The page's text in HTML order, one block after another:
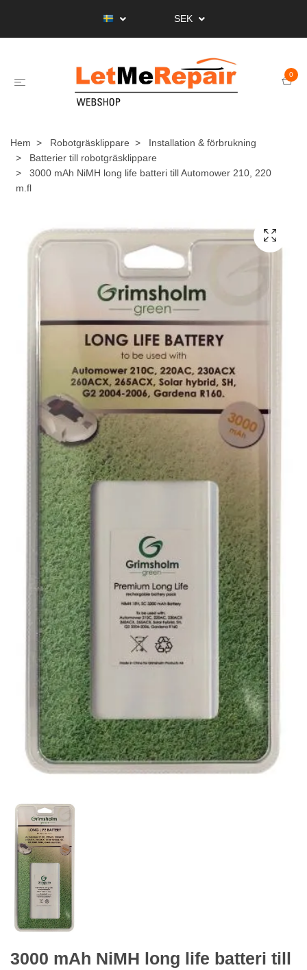
SEK
0
Hem Robotgräsklippare
Installation & förbrukning
Batterier till robotgräsklippare
3000 mAh NiMH long life batteri till Automower 210, 220
m.fl
3000 mAh NiMH long life batteri till